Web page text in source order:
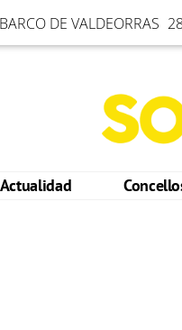
DE VALDEORRAS
Actualidad